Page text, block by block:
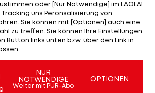
kritisiert der Verteidiger in der
hat jeden in der Mannschaft
zeigt doch, dass es vorher nie ein
erklärt der 24-Jährige.
Thema
oder [Nur Notwendige] im LAOLA1
Tracking uns Peronsalisierung von
Sie können mit [Optionen] auch eine
zu treffen. Sie können Ihre Einstellungen
Button links unten bzw. über den Link in
NUR
NOTWENDIGE
Weiter mit PUR-Abo
OPTIONEN